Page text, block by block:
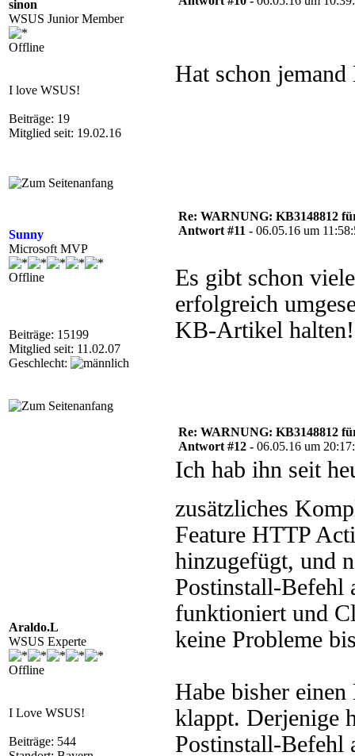
sinon
WSUS Junior Member
Offline
I love WSUS!
Beiträge: 19
Mitglied seit: 19.02.16
Hat schon
Sunny
Microsoft MVP
Offline
Beiträge: 15199
Mitglied seit: 11.02.07
Geschlecht:
Re: WARNUNG: KB3148812
Antwort #11 - 06.05.16 um
Es gibt schon
erfolgreich
KB-Artikel halten!
Araldo.L
WSUS Experte
Offline
I Love WSUS!
Beiträge: 544
Re: WARNUNG: KB3148812
Antwort #12 - 06.05.16 um
Ich hab ihn seit
zusätzliches
Feature HTTP
hinzugefügt, und
Postinstall-Befehl
funktioniert und
keine Probleme
Habe bisher
klappt. Derjenige
Postinstall-Befehl